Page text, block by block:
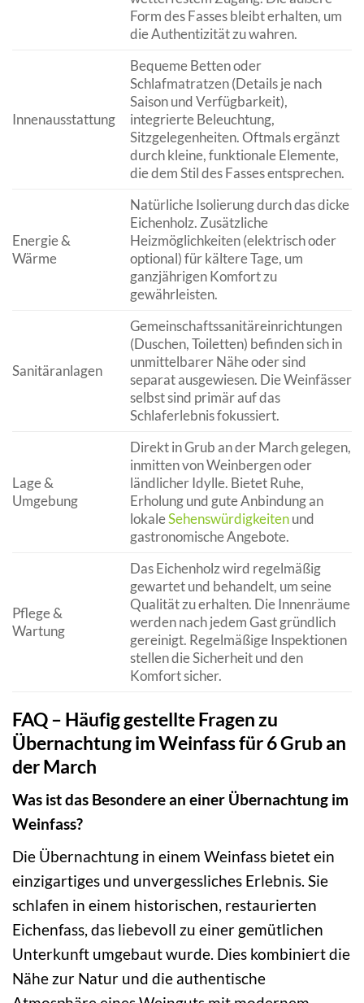
Form des Fasses bleibt erhalten, um
die Authentizität zu wahren.
Innenausstattung
Bequeme Betten oder
Schlafmatratzen (Details je nach
Saison und Verfügbarkeit),
integrierte Beleuchtung,
Sitzgelegenheiten. Oftmals ergänzt
durch kleine, funktionale Elemente,
die dem Stil des Fasses entsprechen.
Energie &
Wärme
Natürliche Isolierung durch das dicke
Eichenholz. Zusätzliche
Heizmöglichkeiten (elektrisch oder
optional) für kältere Tage, um
ganzjährigen Komfort zu
gewährleisten.
Sanitäranlagen
Gemeinschaftssanitäreinrichtungen
(Duschen, Toiletten) befinden sich in
unmittelbarer Nähe oder sind
separat ausgewiesen. Die Weinfässer
selbst sind primär auf das
Schlaferlebnis fokussiert.
Lage &
Umgebung
Direkt in Grub an der March gelegen,
inmitten von Weinbergen oder
ländlicher Idylle. Bietet Ruhe,
Erholung und gute Anbindung an
lokaleSehenswürdigkeitenund
gastronomische Angebote.
Pflege &
Wartung
Das Eichenholz wird regelmäßig
gewartet und behandelt, um seine
Qualität zu erhalten. Die Innenräume
werden nach jedem Gast gründlich
gereinigt. Regelmäßige Inspektionen
stellen die Sicherheit und den
Komfort sicher.
FAQ – Häufig gestellte Fragen zu
Übernachtung im Weinfass für 6 Grub an
der March
Was ist das Besondere an einer Übernachtung im
Weinfass?
Die Übernachtung in einem Weinfass bietet ein
einzigartiges und unvergessliches Erlebnis. Sie
schlafen in einem historischen, restaurierten
Eichenfass, das liebevoll zu einer gemütlichen
Unterkunft umgebaut wurde. Dies kombiniert die
Nähe zur Natur und die authentische